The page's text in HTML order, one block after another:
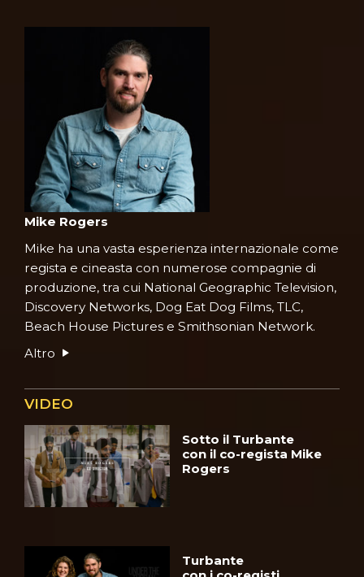
Mike Rogers
Mike ha una vasta esperienza internazionale come
regista e cineasta con numerose compagnie di
produzione, tra cui National Geographic Television,
Discovery Networks, Dog Eat Dog Films, TLC,
Beach House Pictures e Smithsonian Network.
Altro
VIDEO
Sotto il Turbante
con il co-regista Mike
Rogers
Turbante